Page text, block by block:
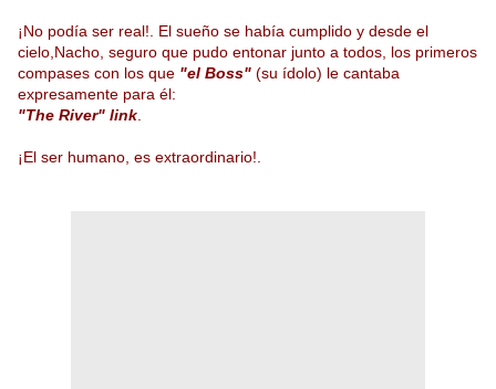
¡No podía ser real!. El sueño se había cumplido y desde el
cielo,Nacho, seguro que pudo entonar junto a todos, los primeros
compases con los que "el Boss" (su ídolo) le cantaba
expresamente para él:
"The River" link
¡El ser humano, es extraordinario!.